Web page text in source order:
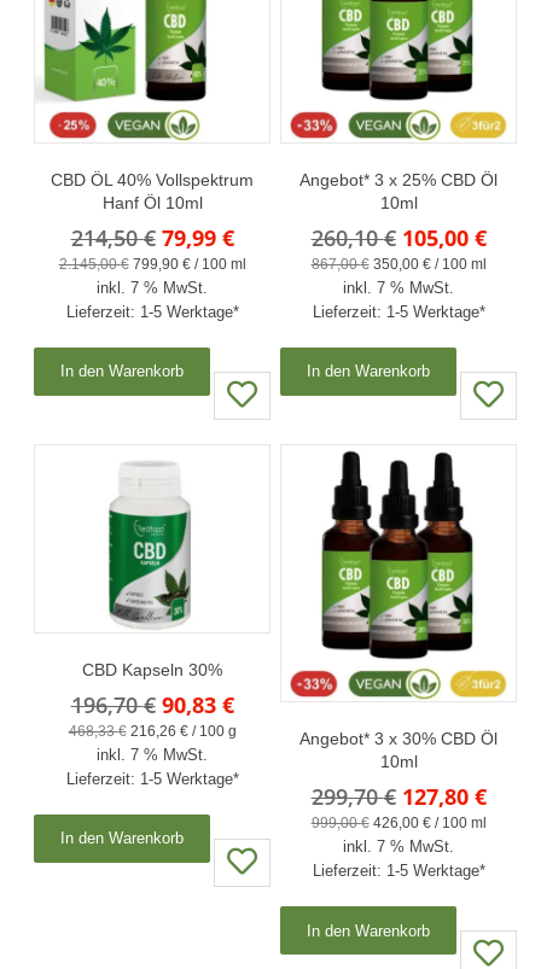
CBD ÖL 40% Vollspektrum
Hanf Öl 10ml
214,50€ Ursprünglicher
Preis
war:
214,50 €
79,99 €Aktueller
Preis
79,99 €.
2.145,00€ 799,90 €/ 100 ml
inkl. 7 % MwSt.
Lieferzeit: 1-5 Werktage*
In den Warenkorb
Angebot* 3 x 25% CBD Öl
10ml
260,10€
Preis
war:
260,10 €
105,00 €
Preis
867,00€ 350,00 €/ 100 ml
inkl. 7 % MwSt.
Lieferzeit: 1-5 Werktage*
In den Warenkorb
CBD Kapseln 30%
196,70€ Ursprünglicher
Preis
war:
196,70 €
90,83 €Aktueller
Preis
90,83 €.
468,33€ 216,26 €/ 100 g
inkl. 7 % MwSt.
Lieferzeit: 1-5 Werktage*
In den Warenkorb
Angebot* 3 x 30% CBD Öl
10ml
299,70€
Preis
war:
299,70 €
127,80 €
Preis
999,00€ 426,00 €/ 100 ml
inkl. 7 % MwSt.
Lieferzeit: 1-5 Werktage*
In den Warenkorb